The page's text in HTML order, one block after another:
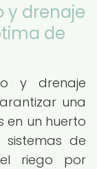
y drenaje
de
y drenaje
una
en un huerto
sistemas de
riego por